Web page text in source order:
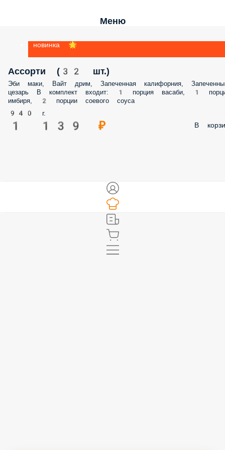
Меню
новинка 🌟
Ассорти (32 шт.)
Эби маки, Вайт дрим, Запеченная калифорния, Запеченный цезарь В
комплект входит: 1 порция васаби, 1 порция имбиря, 2 порции соевого
соуса
940 г.
1 139 ₽ В